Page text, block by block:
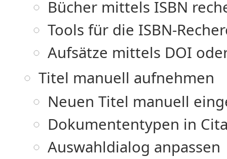
Bücher mittels ISBN
Tools für die ISBN-
Aufsätze mittels DOI
Titel manuell aufnehmen
Neuen Titel manuell
Dokumententypen in
Auswahldialog anpassen